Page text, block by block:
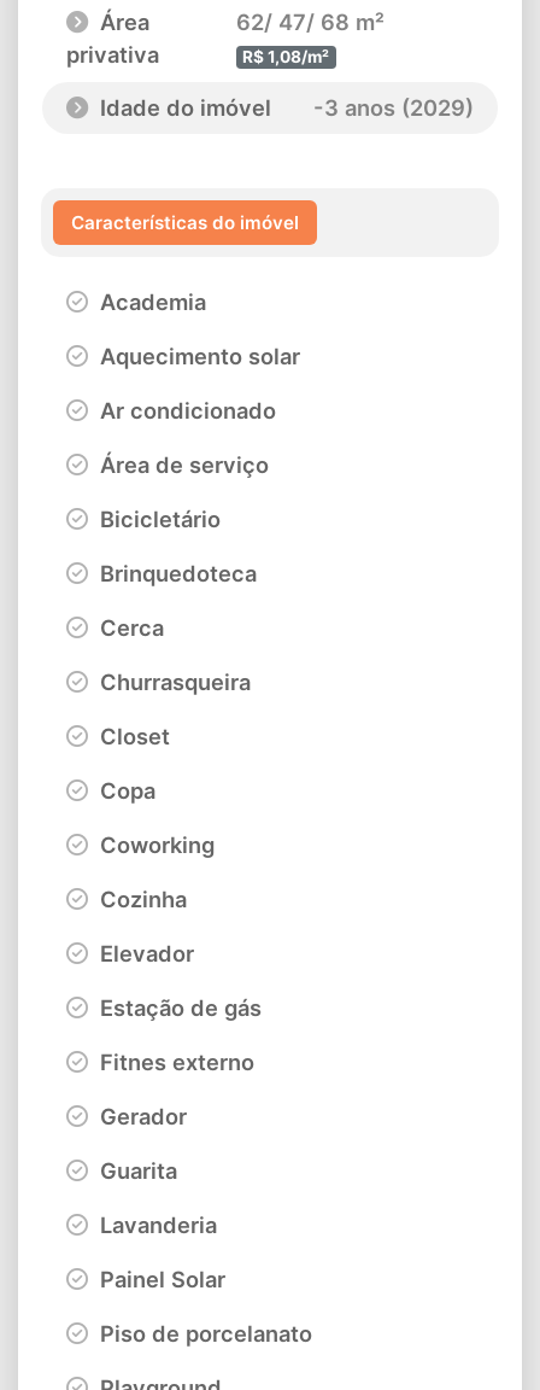
Área
privativa
62/ 47/ 68 m²
R$ 1,08/m²
Idade do imóvel -3 anos (2029)
Características do imóvel
Academia
Aquecimento solar
Ar condicionado
Área de serviço
Bicicletário
Brinquedoteca
Cerca
Churrasqueira
Closet
Copa
Coworking
Cozinha
Elevador
Estação de gás
Fitnes externo
Gerador
Guarita
Lavanderia
Painel Solar
Piso de porcelanato